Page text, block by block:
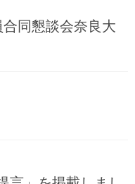
同懇談会奈良大